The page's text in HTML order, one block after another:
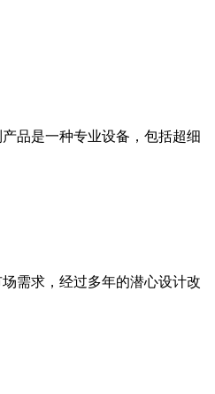
品是一种专业设备，包括超细
需求，经过多年的潜心设计改